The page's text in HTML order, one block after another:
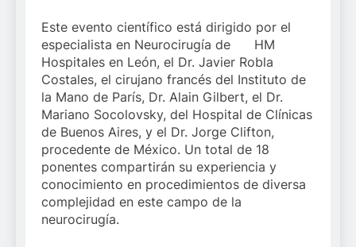
Este evento científico está dirigido por el
especialista en Neurocirugía de HM
Hospitales en León, el Dr. Javier Robla
Costales, el cirujano francés del Instituto de
la Mano de París, Dr. Alain Gilbert, el Dr.
Mariano Socolovsky, del Hospital de Clínicas
de Buenos Aires, y el Dr. Jorge Clifton,
procedente de México. Un total de 18
ponentes compartirán su experiencia y
conocimiento en procedimientos de diversa
complejidad en este campo de la
neurocirugía.